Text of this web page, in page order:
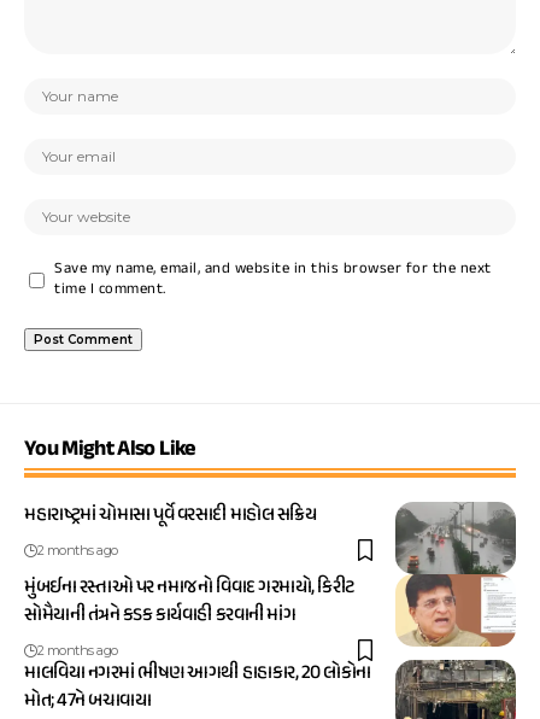
Save my name, email, and website in this browser for the next
time I comment.
You Might Also Like
મહારાષ્ટ્રમાં ચોમાસા પૂર્વે વરસાદી માહોલ સક્રિય
2 months ago
મુંબઈના રસ્તાઓ પર નમાજનો વિવાદ ગરમાયો, કિરીટ
સોમૈયાની તંત્રને કડક કાર્યવાહી કરવાની માંગ
2 months ago
માલવિયા નગરમાં ભીષણ આગથી હાહાકાર, 20 લોકોના
મોત; 47ને બચાવાયા